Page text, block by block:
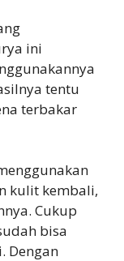
ini
tentu
terbakar
kulit kembali,
Cukup
bisa
Dengan